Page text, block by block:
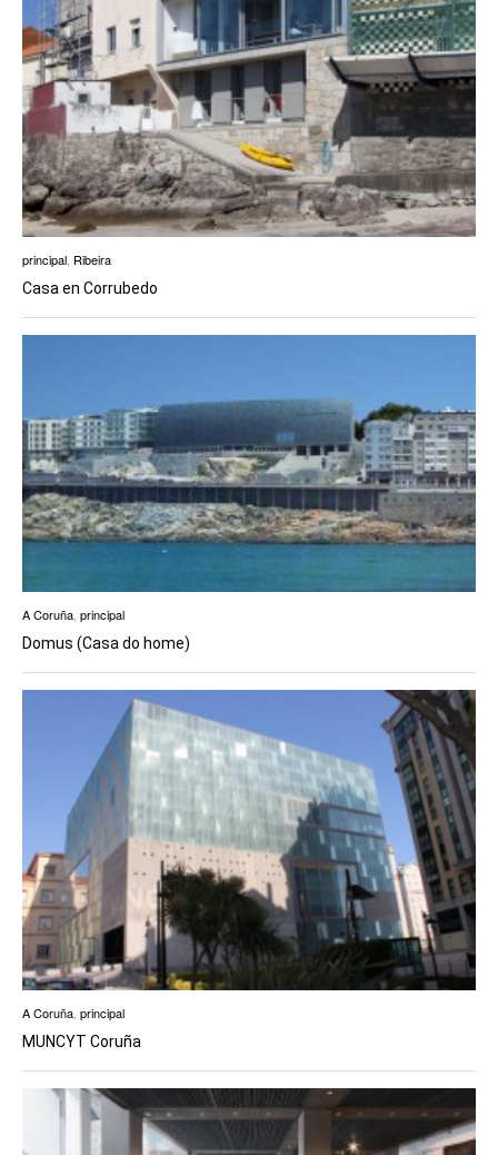
principal Ribeira
Casa en Corrubedo
A Coruña principal
Domus (Casa do home)
A Coruña, principal
MUNCYT Coruña